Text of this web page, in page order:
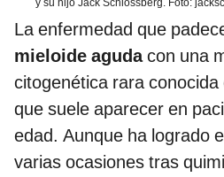
y su hijo Jack Schlossberg. Foto:
La enfermedad que
mieloide agudacon una
citogenética rara
que suele aparecer en
edad. Aunque ha logrado
varias ocasiones tras